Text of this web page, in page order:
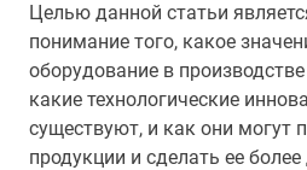
Целью данной статьи
понимание того, какое
оборудование в
какие технологические
существуют, и как они могут
продукции и сделать ее